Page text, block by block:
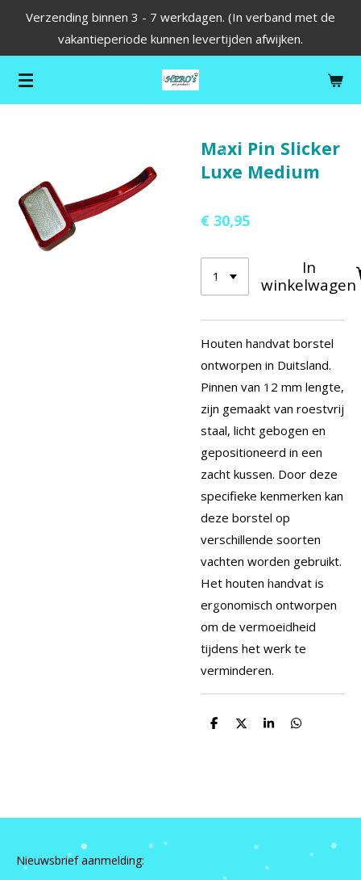
de
hoofdinhoud
Verzending binnen 3 - 7 werkdagen. (In verband met de
vakantieperiode kunnen levertijden afwijken.
Maxi Pin Slicker
Luxe Medium
€ 30,95
In
winkelwagen
Houten handvat borstel
ontworpen in Duitsland.
Pinnen van 12 mm lengte,
zijn gemaakt van roestvrij
staal, licht gebogen en
gepositioneerd in een
zacht kussen. Door deze
specifieke kenmerken kan
deze borstel op
verschillende soorten
vachten worden gebruikt.
Het houten handvat is
ergonomisch ontworpen
om de vermoeidheid
tijdens het werk te
verminderen.
D
D
S
D
Nieuwsbrief aanmelding: